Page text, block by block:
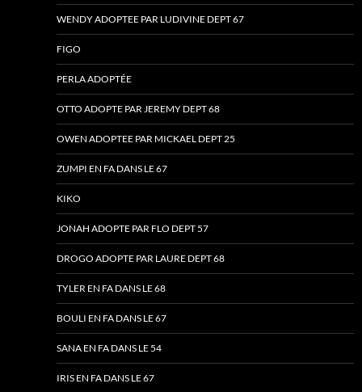
WENDY ADOPTEE PAR LUDIVINE DEPT 67
FIGO
PERLA ADOPTÉE
OTTO ADOPTE PAR JEREMY DEPT 68
OWEN ADOPTEE PAR MICKAEL DEPT 25
ZUMPI EN FA DANS LE 67
KIKO
JONAH ADOPTE PAR FLO DEPT 57
DROGO ADOPTE PAR LAURE DEPT 68
TYLER EN FA DANS LE 68
BOULI EN FA DANS LE 67
SANA EN FA DANS LE 54
IRIS EN FA DANS LE 67